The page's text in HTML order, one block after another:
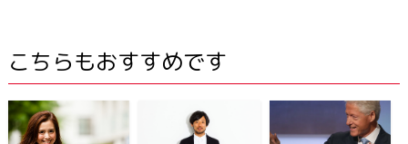
こちらもおすすめです